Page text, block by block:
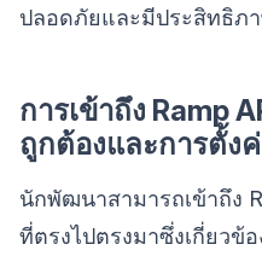
ปลอดภัยและมีประสิทธิภ
การเข้าถึง Ramp
ถูกต้องและการตั้ง
นักพัฒนาสามารถเข้าถึง
ที่ตรงไปตรงมาซึ่งเกี่ยวข้